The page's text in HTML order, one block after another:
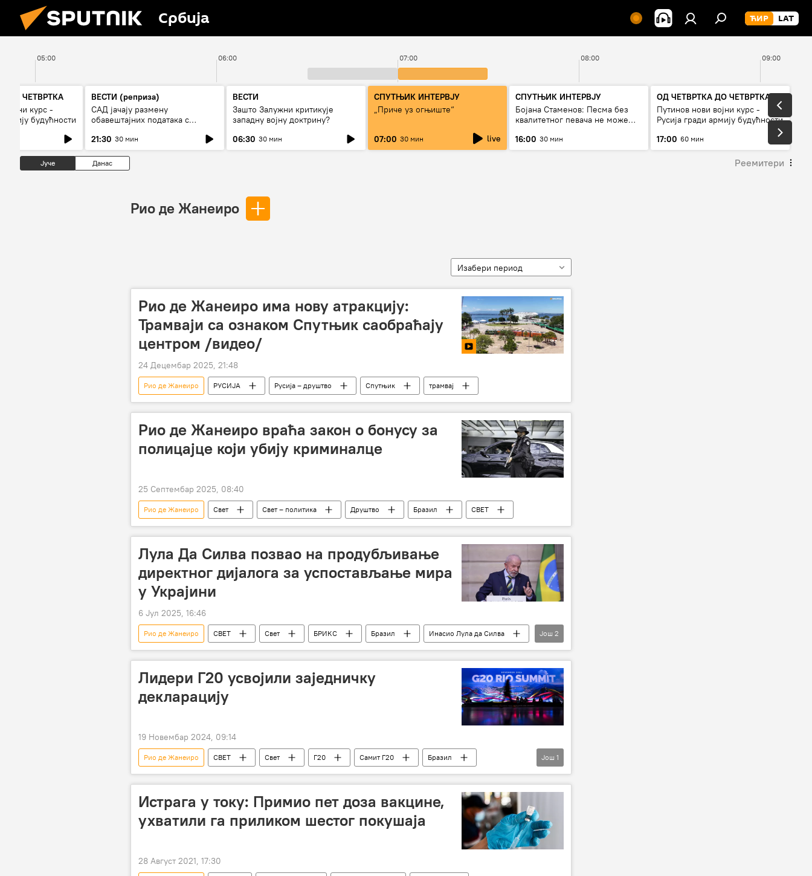
Србија
05:00 06:00 07:00 08:00 09:00
ДО ЧЕТВРТКА
војни курс -
будућности
ВЕСТИ (реприза)
САД јачају размену
обавештајних података с
21:30 30 мин
ВЕСТИ
Зашто Залужни критикује
западну војну доктрину?
06:30 30 мин
СПУТЊИК ИНТЕРВЈУ
„Приче уз огњиште“
07:00 30 мин live
СПУТЊИК ИНТЕРВЈУ
Бојана Стаменов: Песма без
квалитетног певача не може
16:00 30 мин
ОД ЧЕТВРТКА ДО ЧЕТВРТКА
Путинов нови војни курс -
Русија гради армију будућности
17:00 60 мин
Јуче Данас Реемитери
Рио де Жанеиро
Изабери период
Рио де Жанеиро има нову атракцију:
Трамваји са ознаком Спутњик саобраћају
центром /видео/
24 Децембар 2025, 21:48
Рио де Жанеиро РУСИЈА Русија – друштво Спутњик трамвај
Рио де Жанеиро враћа закон о бонусу за
полицајце који убију криминалце
25 Септембар 2025, 08:40
Рио де Жанеиро Свет Свет – политика Друштво Бразил СВЕТ
Лула Да Силва позвао на продубљивање
директног дијалога за успостављање мира
у Украјини
6 Јул 2025, 16:46
Рио де Жанеиро СВЕТ Свет БРИКС Бразил
Инасио Лула да Силва
Украјина
Русија
Још 2
Лидери Г20 усвојили заједничку
декларацију
19 Новембар 2024, 09:14
Рио де Жанеиро СВЕТ Свет Г20 Самит Г20
Бразил
Декларација
Још 1
Истрага у току: Примио пет доза вакцине,
ухватили га приликом шестог покушаја
28 Август 2021, 17:30